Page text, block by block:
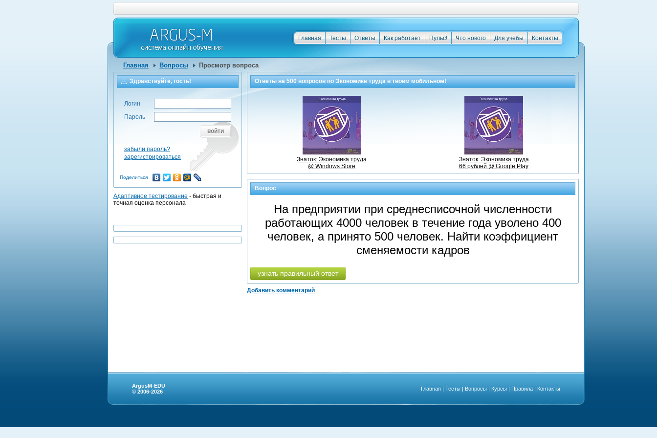
Контакты
Для учебы
Что нового
Пульс!
Как работает
Ответы
Тесты
Главная
Главная Вопросы Просмотр вопроса
Ответы на500вопросов поЭкономике трудав твоем мобильном!
Знаток: Экономика труда
@ Windows Store
Знаток: Экономика труда
66 рублей @ Google Play
Вопрос
На предприятии при среднесписочной численности
работающих 4000 человек в течение года уволено 400
человек, а принято 500 человек. Найти коэффициент
сменяемости кадров
узнать правильный ответ
Добавить комментарий
Здравствуйте, гость!
Логин
Пароль
войти
забыли пароль?
зарегистрироваться
Поделиться
Адаптивное тестирование - быстрая и
точная оценка персонала
ArgusM-EDU
© 2006-2026
Главная | Тесты | Вопросы | Курсы | Правила | Контакты